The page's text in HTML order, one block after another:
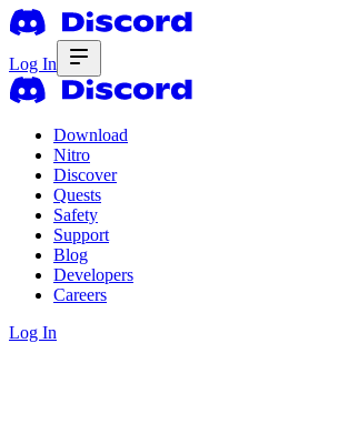
Log In
Download
Nitro
Discover
Quests
Safety
Support
Blog
Developers
Careers
Log In